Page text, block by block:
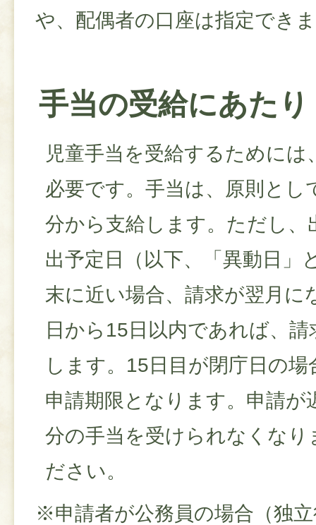
や、配偶者の口座は指定でき
手当の受給にあたり
児童手当を受給するためには
必要です。手当は、原則とし
分から支給します。ただし、
出予定日（以下、「異動日」
末に近い場合、請求が翌月に
日から15日以内であれば、
します。15日目が閉庁日の
申請期限となります。申請が
分の手当を受けられなくな
ださい。
※申請者が公務員の場合（独